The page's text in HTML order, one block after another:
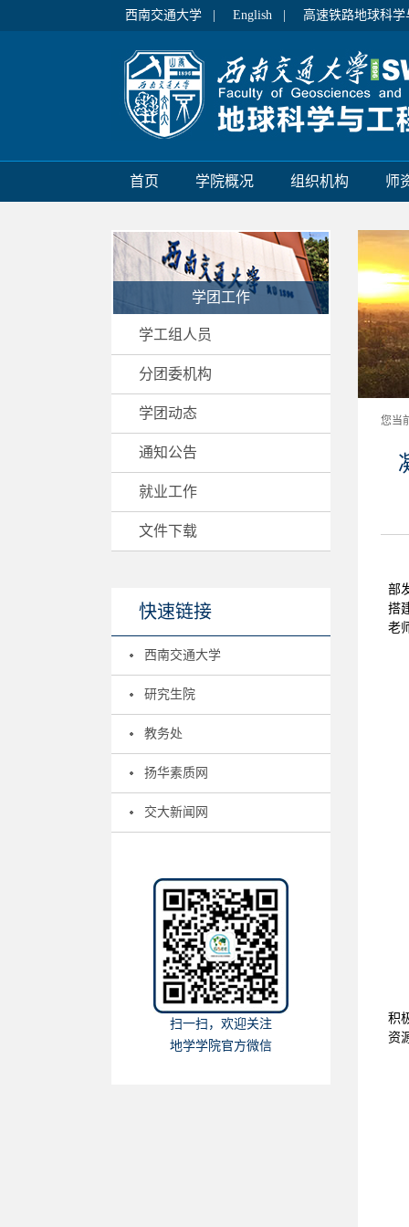
西南交通大学 | English | 高速铁路地球科
首页 学院概况 组织机构 师
学团工作
学工组人员
分团委机构
学团动态
通知公告
就业工作
文件下载
快速链接
西南交通大学
研究生院
教务处
扬华素质网
交大新闻网
扫一扫，欢迎关注
地学学院官方微信
您当
部
搭
老
积
资